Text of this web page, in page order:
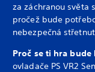
za záchranou světa
pročež bude
nebezpečná
Proč se ti hra bude
ovladače PS VR2